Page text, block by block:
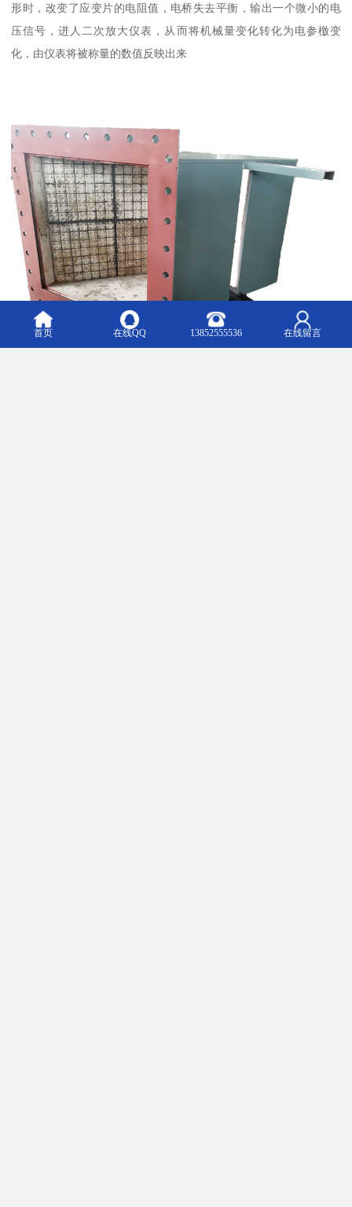
形时，改变了应变片的电阻值，电桥失去平衡，输出一个微小的电
压信号，进人二次放大仪表，从而将机械量变化转化为电参檄变
化，由仪表将被称量的数值反映出来
首页 在线QQ 13852555536 在线留言